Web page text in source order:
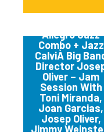
Allegro Jazz
Combo + Jazz
CalviÀ Big
Director
Oliver – Jam
Session With
Toni Miranda,
Joan Garcias,
Josep Oliver,
Jimmy